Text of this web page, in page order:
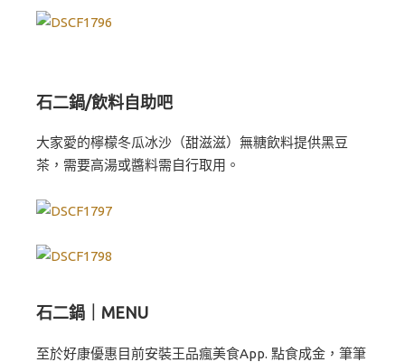
石二鍋/飲料自助吧
大家愛的檸檬冬瓜冰沙（甜滋滋）無糖飲料提供黑豆
茶，需要高湯或醬料需自行取用。
石二鍋｜MENU
至於好康優惠目前安裝王品瘋美食App. 點食成金，筆筆